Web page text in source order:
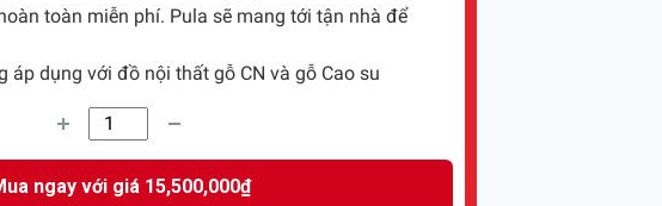
toàn miễn phí. Pula sẽ mang tới tận nhà để
áp dụng với đồ nội thất gỗ CN và gỗ Cao su
ngay với giá 15,500,000₫